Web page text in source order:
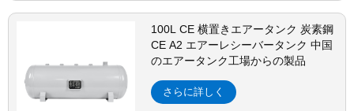
100L CE 横置きエアータンク 炭素鋼
CE A2 エアーレシーバータンク 中国
のエアータンク工場からの製品
さらに詳しく